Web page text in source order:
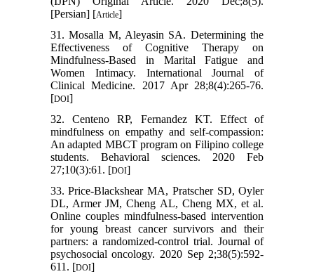
[Persian] [Article]
31. Mosalla M, Aleyasin SA. Determining the
Effectiveness of Cognitive Therapy on
Mindfulness-Based in Marital Fatigue and
Women Intimacy. International Journal of
Clinical Medicine. 2017 Apr 28;8(4):265-76.
[DOI]
32. Centeno RP, Fernandez KT. Effect of
mindfulness on empathy and self-compassion:
An adapted MBCT program on Filipino college
students. Behavioral sciences. 2020 Feb
27;10(3):61. [DOI]
33. Price-Blackshear MA, Pratscher SD, Oyler
DL, Armer JM, Cheng AL, Cheng MX, et al.
Online couples mindfulness-based intervention
for young breast cancer survivors and their
partners: a randomized-control trial. Journal of
psychosocial oncology. 2020 Sep 2;38(5):592-
611. [DOI]